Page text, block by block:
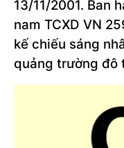
13/11/2001. Ban
nam TCXD VN
kế chiếu sáng
quảng trường đô